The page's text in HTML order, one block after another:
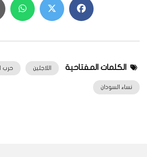
الكلمات المفتاحية اللاجئين حرب
نساء السودان